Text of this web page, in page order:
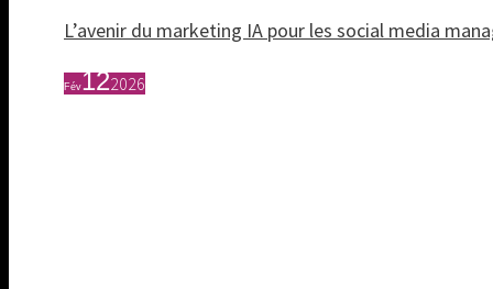
L’avenir du marketing IA pour les social media
Fév122026